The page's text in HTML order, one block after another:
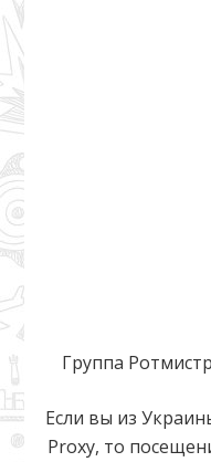
Группа
Если вы из
Proxy, то